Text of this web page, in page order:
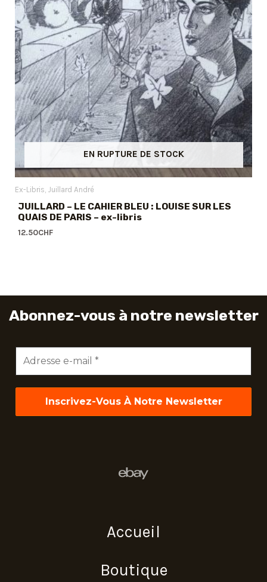
EN RUPTURE DE STOCK
Ex-Libris Juillard André
JUILLARD – LE CAHIER BLEU : LOUISE SUR LES
QUAIS DE PARIS – ex-libris
12.50CHF
Abonnez-vous à notre newsletter
mail
*
Accueil
Boutique